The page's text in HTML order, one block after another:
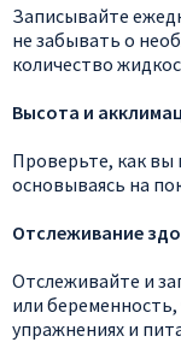
Записывайте
не забывать о
количество
Высота и
Проверьте, как вы
основываясь на
Отслеживание
Отслеживайте и
или
упражнениях и